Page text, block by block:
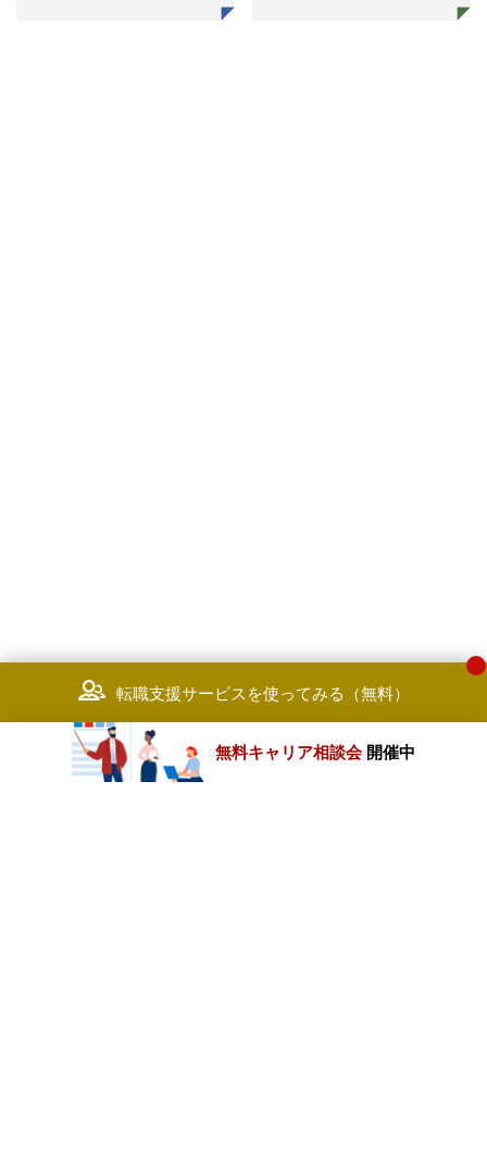
転職支援サービスを使ってみる（無料）
無料キャリア相談会 開催中